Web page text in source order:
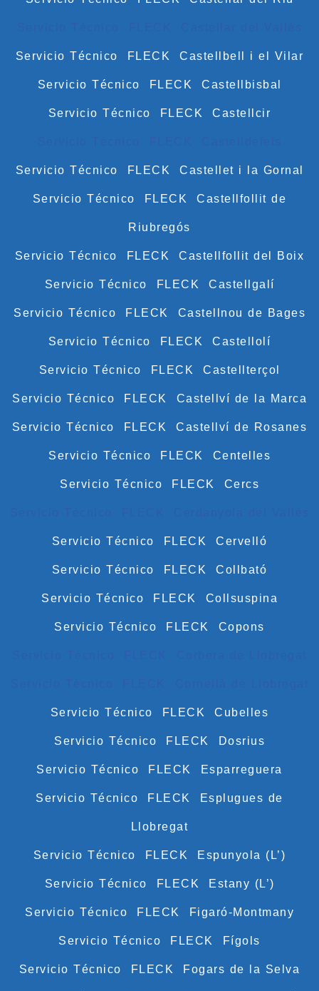
Servicio Técnico FLECK Castellbell i el Vilar
Servicio Técnico FLECK Castellbisbal
Servicio Técnico FLECK Castellcir
Servicio Técnico FLECK Castellet i la Gornal
Servicio Técnico FLECK Castellfollit de
Riubregós
Servicio Técnico FLECK Castellfollit del Boix
Servicio Técnico FLECK Castellgalí
Servicio Técnico FLECK Castellnou de Bages
Servicio Técnico FLECK Castellolí
Servicio Técnico FLECK Castellterçol
Servicio Técnico FLECK Castellví de la Marca
Servicio Técnico FLECK Castellví de Rosanes
Servicio Técnico FLECK Centelles
Servicio Técnico FLECK Cercs
Servicio Técnico FLECK Cervelló
Servicio Técnico FLECK Collbató
Servicio Técnico FLECK Collsuspina
Servicio Técnico FLECK Copons
Servicio Técnico FLECK Cubelles
Servicio Técnico FLECK Dosrius
Servicio Técnico FLECK Esparreguera
Servicio Técnico FLECK Esplugues de
Llobregat
Servicio Técnico FLECK Espunyola (L’)
Servicio Técnico FLECK Estany (L’)
Servicio Técnico FLECK Figaró-Montmany
Servicio Técnico FLECK Fígols
Servicio Técnico FLECK Fogars de la Selva